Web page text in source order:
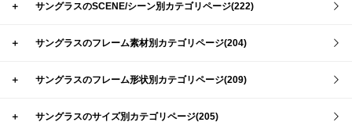
＋ サングラスのSCENE/シーン別カテゴリページ(222)
＋ サングラスのフレーム素材別カテゴリページ(204)
＋ サングラスのフレーム形状別カテゴリページ(209)
＋ サングラスのサイズ別カテゴリページ(205)